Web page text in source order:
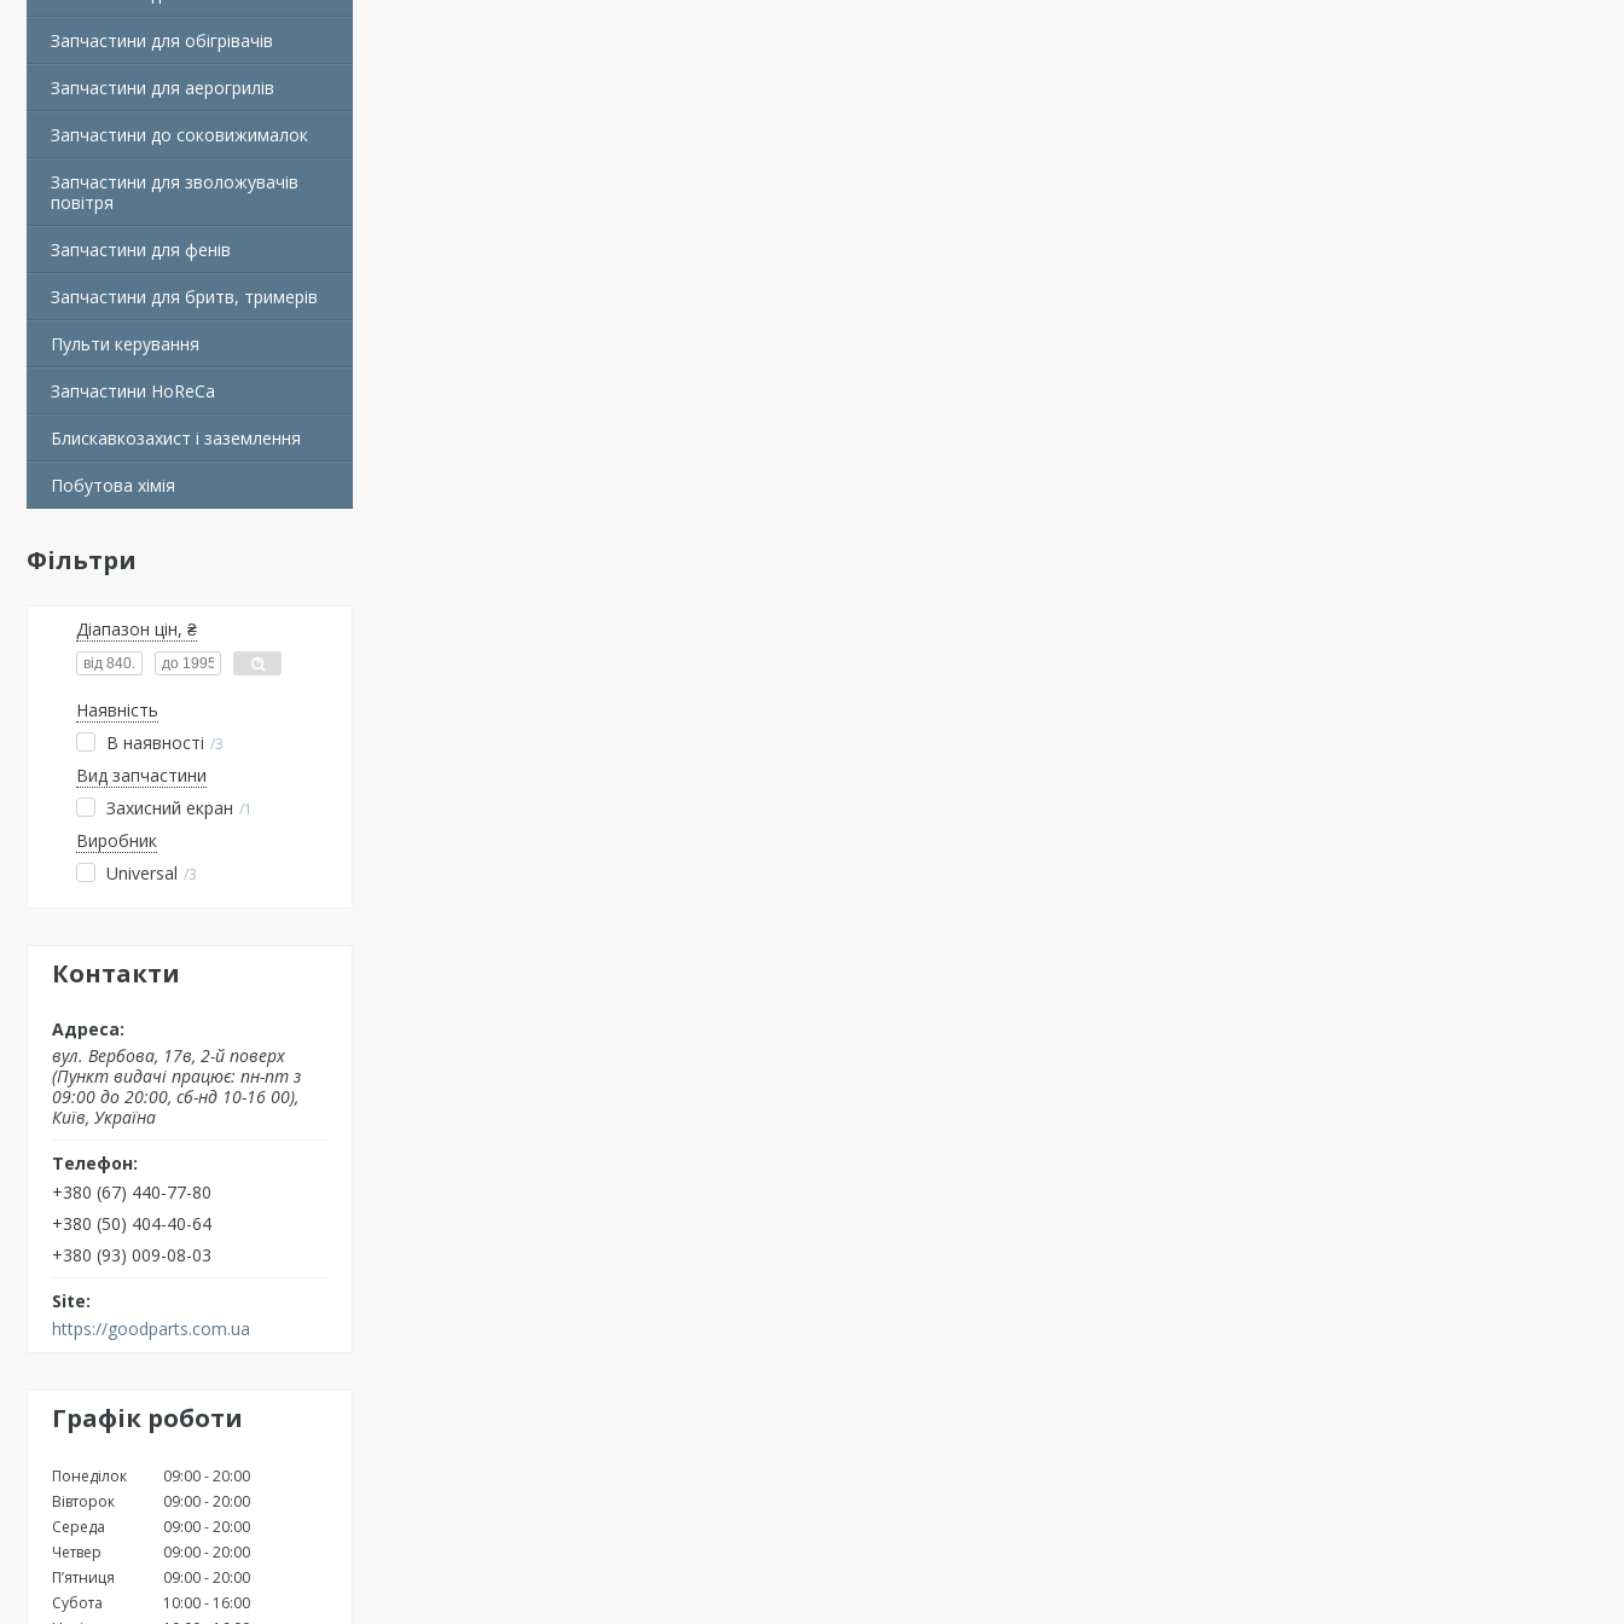
Запчастини для обігрівачів
Запчастини для аерогрилів
Запчастини до соковижималок
Запчастини для зволожувачів
повітря
Запчастини для фенів
Запчастини для бритв, тримерів
Пульти керування
Запчастини HoReCa
Блискавкозахист і заземлення
Побутова хімія
Фільтри
Діапазон цін, ₴
Наявність
В наявності 3
Вид запчастини
Захисний екран
1
Виробник
Universal 3
Контакти
вул. Вербова, 17в, 2-й поверх
(Пункт видачі працює: пн-пт з
09:00 до 20:00, сб-нд 10-16 00),
Київ, Україна
+380 (67) 440-77-80
+380 (50) 404-40-64
+380 (93) 009-08-03
https://goodparts.com.ua
Графік роботи
Понеділок 09:00 20:00
Вівторок
09:00 20:00
Середа
09:00 20:00
Четвер
09:00 20:00
Пʼятниця
09:00 20:00
Субота
10:00
16:00